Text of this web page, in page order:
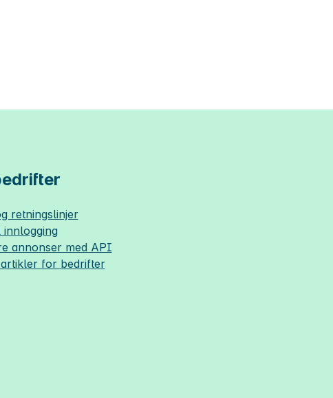
retningslinjer
innlogging
annonser med API
for bedrifter